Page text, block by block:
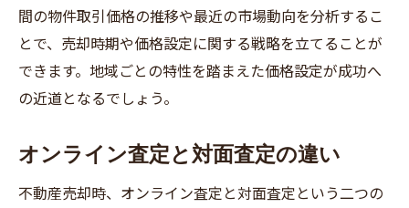
間の物件取引価格の推移や最近の市場動向を分析するこ
とで、売却時期や価格設定に関する戦略を立てることが
できます。地域ごとの特性を踏まえた価格設定が成功へ
の近道となるでしょう。
オンライン査定と対面査定の違い
不動産売却時、オンライン査定と対面査定という二つの